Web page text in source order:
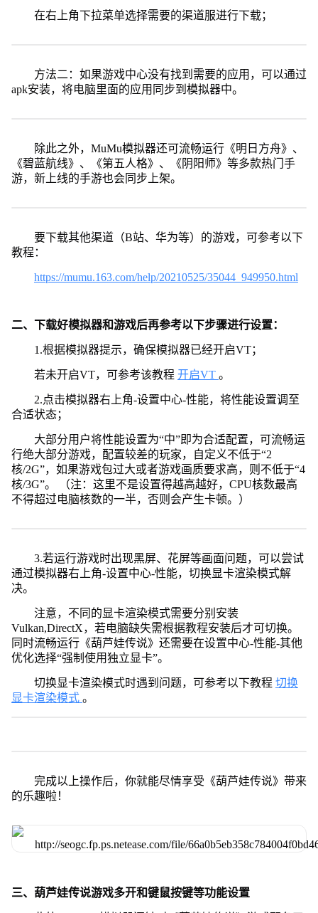
在右上角下拉菜单选择需要的渠道服进行下载；
方法二：如果游戏中心没有找到需要的应用，可以通过
apk安装，将电脑里面的应用同步到模拟器中。
除此之外，MuMu模拟器还可流畅运行《明日方舟》、
《碧蓝航线》、《第五人格》、《阴阳师》等多款热门手
游，新上线的手游也会同步上架。
要下载其他渠道（B站、华为等）的游戏，可参考以下
教程：
https://mumu.163.com/help/20210525/35044_949950.html
二、下载好模拟器和游戏后再参考以下步骤进行设置：
1.根据模拟器提示，确保模拟器已经开启VT；
若未开启VT，可参考该教程 开启VT 。
2.点击模拟器右上角-设置中心-性能，将性能设置调至
合适状态；
大部分用户将性能设置为“中”即为合适配置，可流畅运
行绝大部分游戏，配置较差的玩家，自定义不低于“2
核/2G”，如果游戏包过大或者游戏画质要求高，则不低于“4
核/3G”。 （注：这里不是设置得越高越好，CPU核数最高
不得超过电脑核数的一半，否则会产生卡顿。）
3.若运行游戏时出现黑屏、花屏等画面问题，可以尝试
通过模拟器右上角-设置中心-性能，切换显卡渲染模式解
决。
注意，不同的显卡渲染模式需要分别安装
Vulkan,DirectX，若电脑缺失需根据教程安装后才可切换。
同时流畅运行《葫芦娃传说》还需要在设置中心-性能-其他
优化选择“强制使用独立显卡”。
切换显卡渲染模式时遇到问题，可参考以下教程 切换
显卡渲染模式 。
完成以上操作后，你就能尽情享受《葫芦娃传说》带来
的乐趣啦！
三、葫芦娃传说游戏多开和键鼠按键等功能设置